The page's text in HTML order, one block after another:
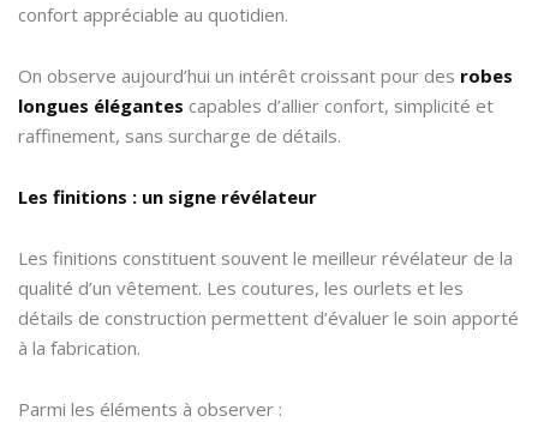
confort appréciable au quotidien.
On observe aujourd’hui un intérêt croissant pour des robes
longues élégantes capables d’allier confort, simplicité et
raffinement, sans surcharge de détails.
Les finitions : un signe révélateur
Les finitions constituent souvent le meilleur révélateur de la
qualité d’un vêtement. Les coutures, les ourlets et les
détails de construction permettent d’évaluer le soin apporté
à la fabrication.
Parmi les éléments à observer :